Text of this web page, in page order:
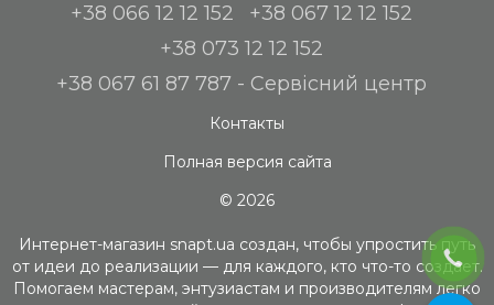
+38 066 12 12 152
+38 067 12 12 152
+38 073 12 12 152
+38 067 61 87 787 - Сервісний центр
Контакты
Полная версия сайта
© 2026
Интернет-магазин snapt.ua создан, чтобы упростить путь
от идеи до реализации — для каждого, кто что-то создает.
Помогаем мастерам, энтузиастам и производителям легко